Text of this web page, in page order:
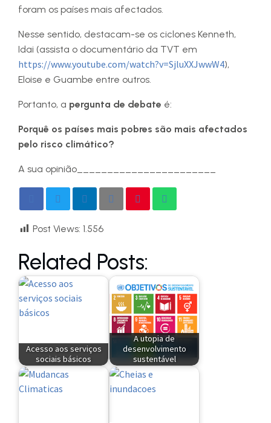
foram os países mais afectados.
Nesse sentido, destacam-se os ciclones Kenneth,
Idai (assista o documentário da TVT em
https://www.youtube.com/watch?v=SjluXXJwwW4),
Eloise e Guambe entre outros.
Portanto, a pergunta de debate é:
Porquê os países mais pobres são mais afectados
pelo risco climático?
A sua opinião_______________________
Post Views: 1.556
Related Posts:
Acesso aos serviços
sociais básicos
A utopia de
desenvolvimento
sustentável